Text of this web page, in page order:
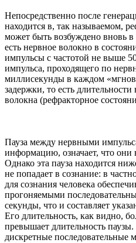
Непосредственно после
находится в, так называемом,
может быть возбуждено вновь
есть нервное волокно в
импульсы с частотой не выше
импульса, проходящего по
миллисекунды в каждом
задержки, то есть
волокна (рефракторное
Пауза между нервными
информацию, означает, что они
Однако эта пауза находится
не попадает в сознание: в
для сознания человека
прогоняемыми
секунды, что и составляет
Его длительность, как видно,
превышает длительность
дискретные последовательные